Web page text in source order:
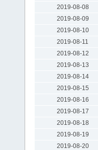
2019-08-08
2019-08-09
2019-08-10
2019-08-11
2019-08-12
2019-08-13
2019-08-14
2019-08-15
2019-08-16
2019-08-17
2019-08-18
2019-08-19
2019-08-20